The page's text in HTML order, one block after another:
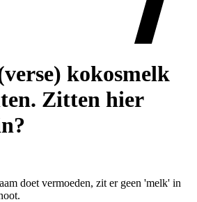
kokosmelk
Zitten hier
doet vermoeden, zit er geen 'melk' in